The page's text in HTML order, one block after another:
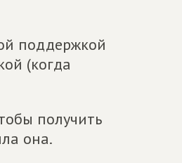
поддержкой
(когда
получить
она.